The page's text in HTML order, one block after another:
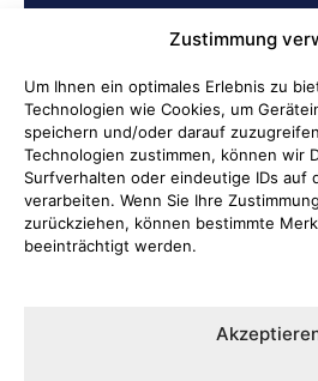
Zustimmung
Um Ihnen ein optimales Erlebnis zu
Technologien wie Cookies, um
speichern und/oder darauf
Technologien zustimmen, können wir
Surfverhalten oder eindeutige IDs auf
verarbeiten. Wenn Sie Ihre
zurückziehen, können bestimmte
beeinträchtigt werden.
BELIEBTE BEITRÄGE
Archiv der Initiative
Attendorn“
Soldatenleben
Verantwortung
Kinder Schutz und
Ni hao in Attendorn